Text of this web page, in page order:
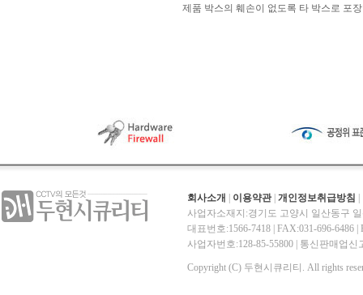
제품 박스의 훼손이 없도록 타 박스로 포
회사소개 이용약관| 개인정보취급방침
사업자소재지:경기도 고양시 일산동구
대표번호:1566-7418 | FAX:031-696-6486 |
사업자번호:128-85-55800 | 통신판매업
Copyright (C) 두현시큐리티. All rights